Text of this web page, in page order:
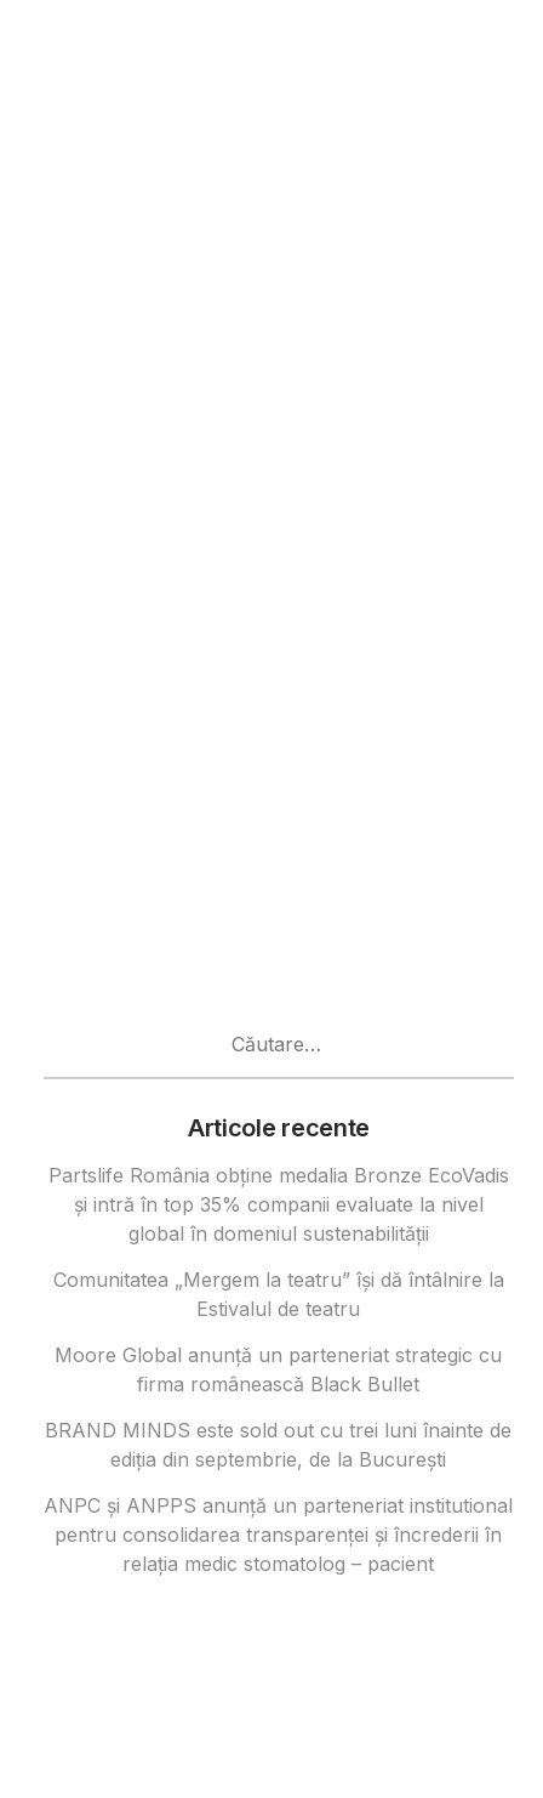
Articole recente
Partslife România obține medalia Bronze EcoVadis
și intră în top 35% companii evaluate la nivel
global în domeniul sustenabilității
Comunitatea „Mergem la teatru” își dă întâlnire la
Estivalul de teatru
Moore Global anunță un parteneriat strategic cu
firma românească Black Bullet
BRAND MINDS este sold out cu trei luni înainte de
ediția din septembrie, de la București
ANPC și ANPPS anunță un parteneriat institutional
pentru consolidarea transparenței și încrederii în
relația medic stomatolog – pacient